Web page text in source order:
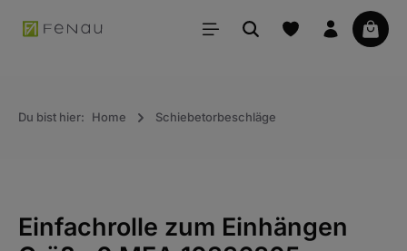
springen
Du bist hier: Home Schiebetorbeschläge
Einfachrolle zum Einhängen